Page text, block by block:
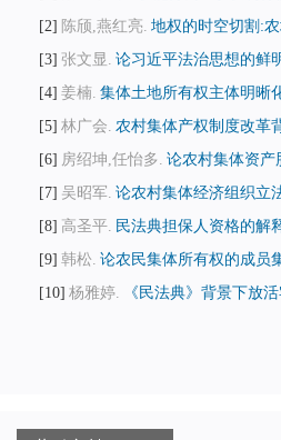
2
陈颀,燕红亮. 地权的时空切割:
3 张文显. 论习近平法治思想的鲜
4 姜楠. 集体土地所有权主体明晰
5 林广会. 农村集体产权制度改革
6 房绍坤,任怡多. 论农村集体资产
7 吴昭军. 论农村集体经济组织立
8 高圣平. 民法典担保人资格的解
9 韩松. 论农民集体所有权的成员
10 杨雅婷. 《民法典》背景下放